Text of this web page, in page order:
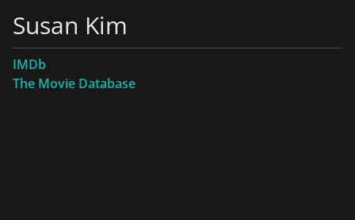
Susan Kim
IMDb
The Movie Database